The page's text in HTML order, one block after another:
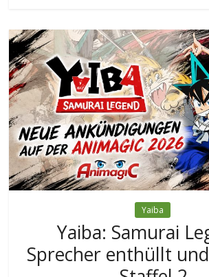
Yaiba
Yaiba: Samurai
Sprecher enthüllt